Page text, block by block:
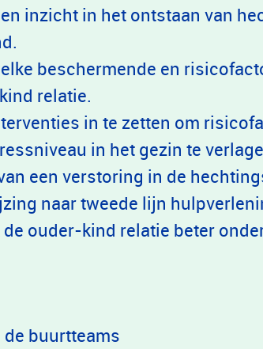
inzicht in het ontstaan van
beschermende en
relatie.
in te zetten om
in het gezin te
een verstoring in de
naar tweede lijn
ouder-kind relatie beter
buurtteams